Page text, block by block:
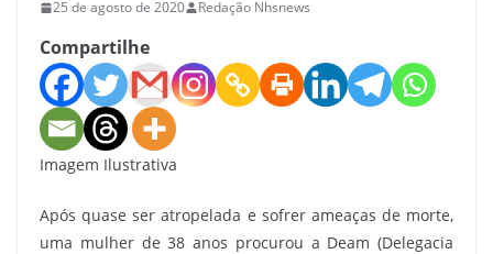
25 de agosto de 2020 Redação Nhsnews
Compartilhe
Imagem Ilustrativa
Após quase ser atropelada e sofrer ameaças de morte,
uma mulher de 38 anos procurou a Deam (Delegacia